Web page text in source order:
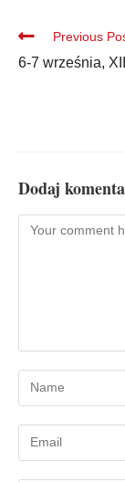
Previous
6-7 września,
Dodaj